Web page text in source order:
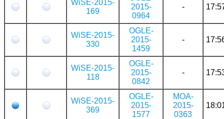
WiSE-2015-
169
2015-
0964
-
WiSE-2015-
330
OGLE-
2015-
1459
-
WiSE-2015-
118
OGLE-
2015-
0842
-
WiSE-2015-
369
OGLE-
2015-
1577
MOA-
2015-
0363